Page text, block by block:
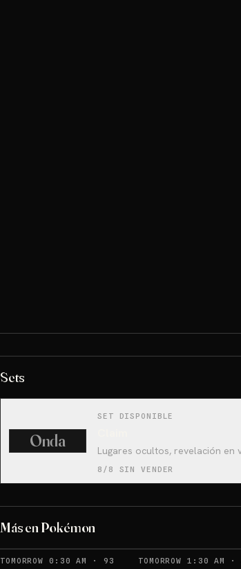
Sets
Onda
SET DISPONIBLE
Lugares ocultos, revelación en
8/8 SIN VENDER
Más en Pokémon
TOMORROW 0:30 AM · 93 RECORDATORIOS
TOMORROW 1:30 AM ·